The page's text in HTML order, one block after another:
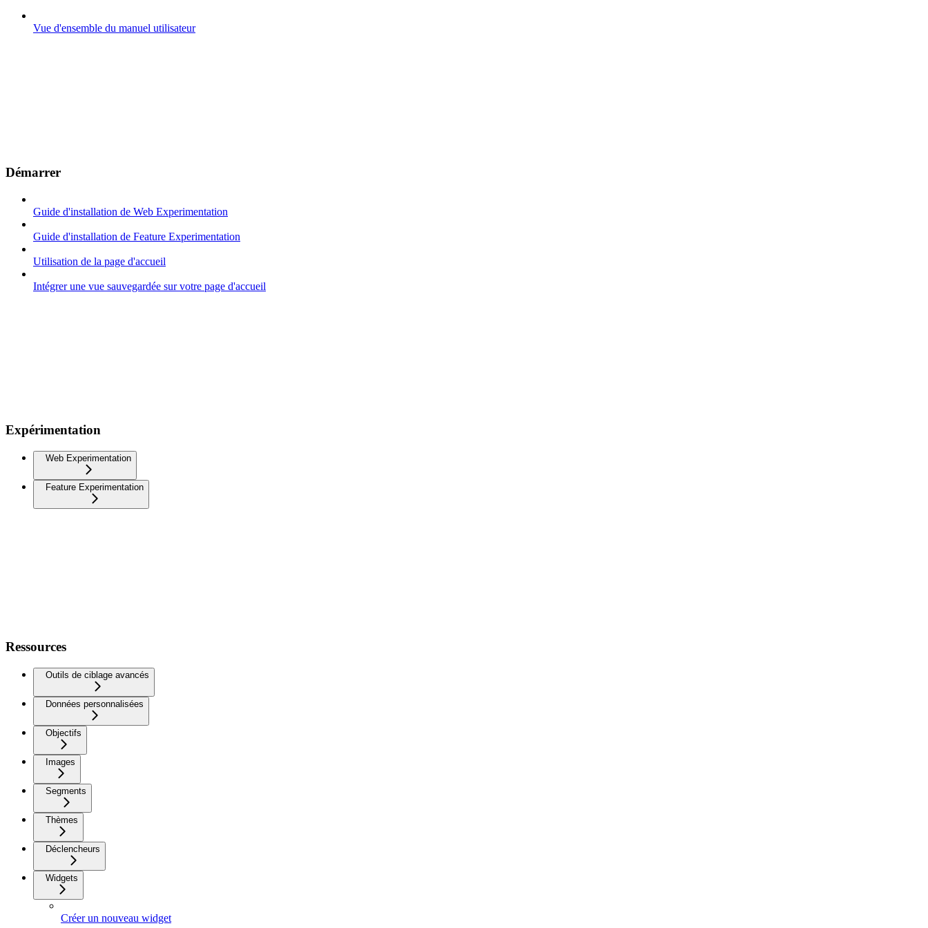
Vue d'ensemble du manuel utilisateur
Démarrer
Guide d'installation de Web Experimentation
Guide d'installation de Feature Experimentation
Utilisation de la page d'accueil
Intégrer une vue sauvegardée sur votre page d'accueil
Expérimentation
Web Experimentation
Feature Experimentation
Ressources
Outils de ciblage avancés
Données personnalisées
Objectifs
Images
Segments
Thèmes
Déclencheurs
Widgets
Créer un nouveau widget